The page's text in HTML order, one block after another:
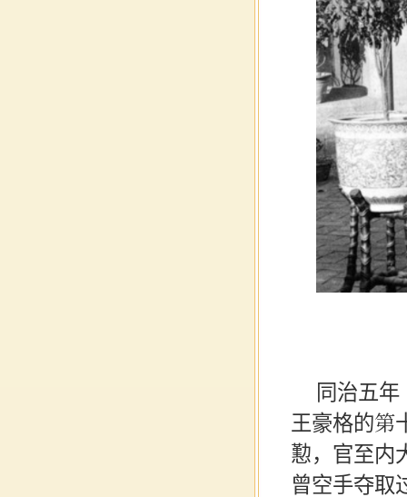
同治五年
王豪格的第
懃，官至内
曾空手夺取